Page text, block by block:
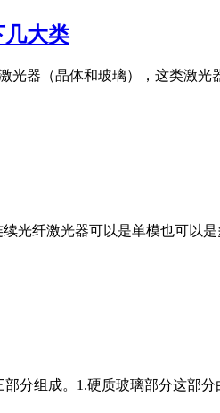
几大类
器（晶体和玻璃），这类激
光纤激光器可以是单模也可以
分组成。1.硬质玻璃部分这部